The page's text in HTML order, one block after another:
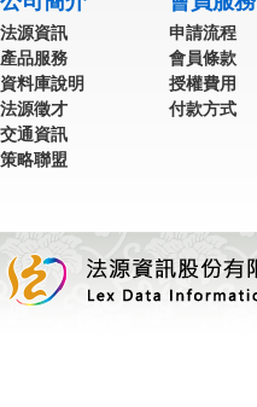
法源資訊
產品服務
資料庫說明
法源徵才
交通資訊
策略聯盟
申請流程
會員條款
授權費用
付款方式